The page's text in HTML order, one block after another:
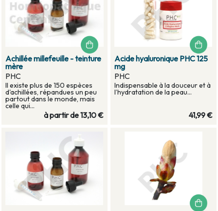
Achillée millefeuille - teinture
mère
PHC
Il existe plus de 150 espèces
d'achillées, répandues un peu
partout dans le monde, mais
celle qui...
à partir de13,10 €
Acide hyaluronique PHC 125
mg
PHC
Indispensable à la douceur et à
l’hydratation de la peau...
41,99 €